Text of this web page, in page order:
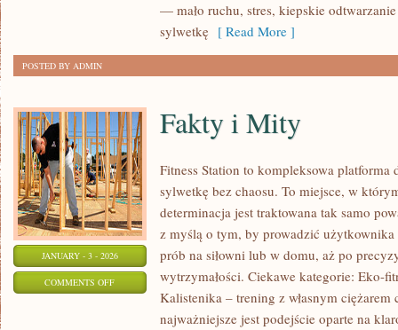
— mało ruchu, stres, kiepskie
sylwetkę [ Read More ]
POSTED BY ADMIN
JANUARY - 3 - 2026
COMMENTS OFFON
Fakty i Mity
Fitness Station to kompleksowa platforma
sylwetkę bez chaosu. To miejsce, w
determinacja jest traktowana tak samo
z myślą o tym, by prowadzić
prób na siłowni lub w domu, aż po
wytrzymałości. Ciekawe kategorie: Eko-
Kalistenika – trening z własnym ciężarem
najważniejsze jest podejście oparte na